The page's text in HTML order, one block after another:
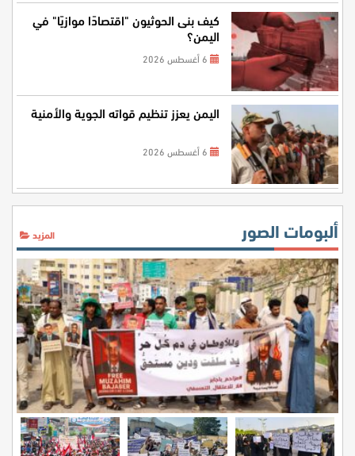
كيف بنى الحوثيون "اقتصادًا موازيًا" في
اليمن؟
اليمن يعزز تنظيم قواته الجوية والأمنية
ألبومات الصور المزيد